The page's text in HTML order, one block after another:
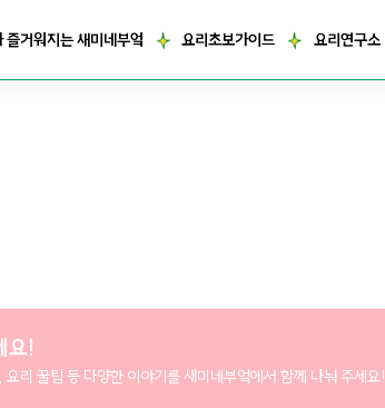
즐거워지는 새미네부엌 요리초보가이드 요리연구소
요!
리 꿀팁 등 다양한 이야기를 새미네부엌에서 함께 나눠 주세요!